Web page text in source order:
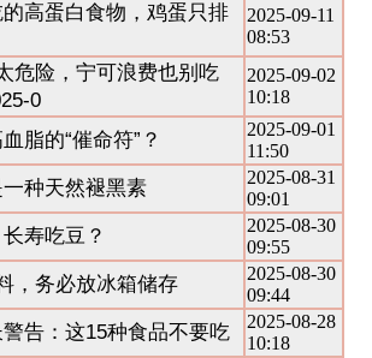
高蛋白食物，鸡蛋只排
2025-09-11
08:53
危险，宁可浪费也别吃
0
2025-09-02
10:18
脂的“催命符”？
2025-09-01
11:50
种天然褪黑素
2025-08-31
09:01
寿吃豆？
2025-08-30
09:55
，务必放冰箱储存
2025-08-30
09:44
告：这15种食品不要吃
2025-08-28
10:18